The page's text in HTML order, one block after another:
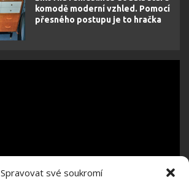
Spravovat své soukromí
komodě moderní vzhled. Pomocí
přesného postupu je to hračka